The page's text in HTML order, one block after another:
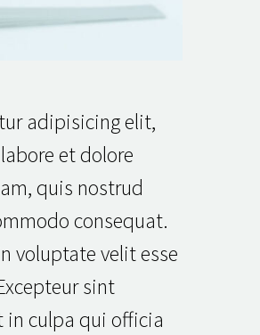
adipisicing elit,
et dolore
quis nostrud
consequat.
voluptate velit esse
sint
culpa qui officia